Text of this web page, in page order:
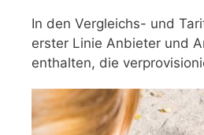
In den Vergleichs- und
erster Linie Anbieter und
enthalten, die